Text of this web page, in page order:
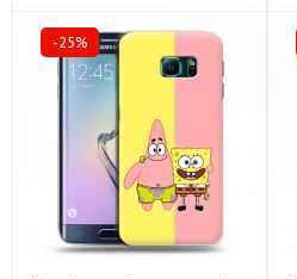
-25%